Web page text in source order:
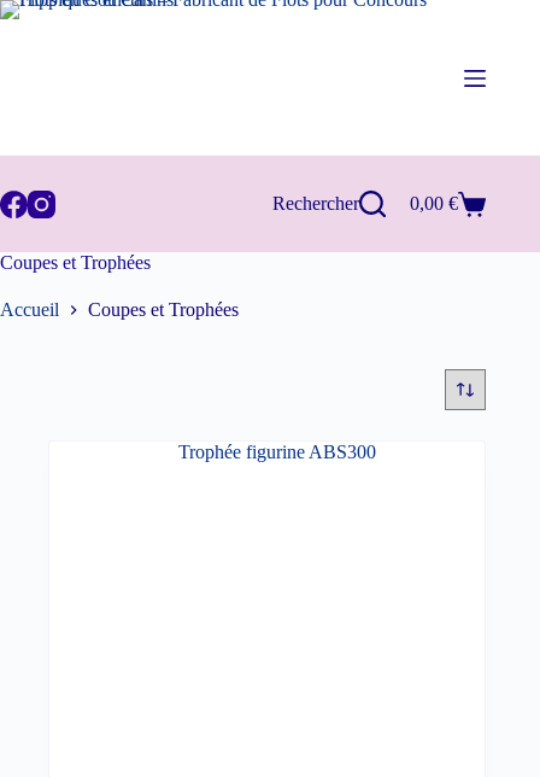
Passer
Rechercher
Panier
0,00€
Coupes et Trophées
Accueil Coupes et Trophées